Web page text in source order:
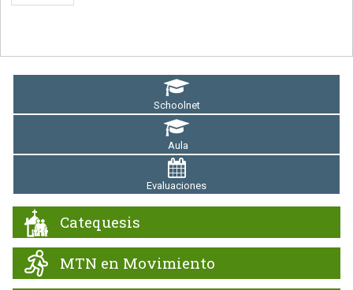
Schoolnet
Aula
Evaluaciones
Catequesis
MTN en Movimiento